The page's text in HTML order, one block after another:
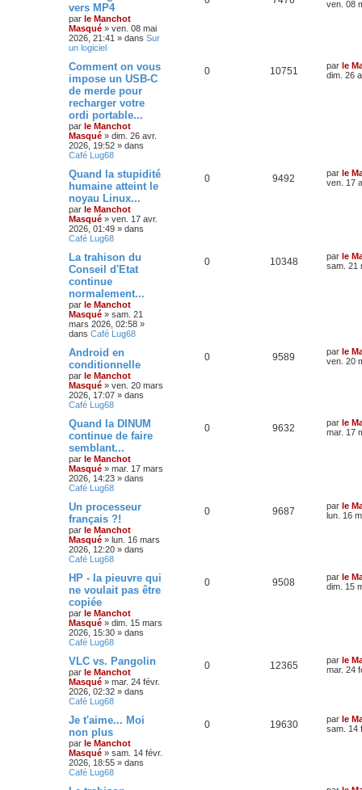
vers MP4
par le Manchot
Masqué » ven. 08 mai
2026, 21:41 » dans Sur
un logiciel
ven. 08
Comment on vous
impose un USB-C
de merde pour
recharger votre
ordi portable...
par le Manchot
Masqué » dim. 26 avr.
2026, 19:52 » dans
Café Lug68
0 10751 par le
dim. 26
Quand la stupidité
humaine atteint le
noyau Linux...
par le Manchot
Masqué » ven. 17 avr.
2026, 01:49 » dans
Café Lug68
0 9492 par le
ven. 17
La trahison du
Conseil d'Etat
continue
normalement...
par le Manchot
Masqué » sam. 21
mars 2026, 02:58 »
dans Café Lug68
0 10348 par le
sam. 21
Android en
conditionnelle
par le Manchot
Masqué » ven. 20 mars
2026, 17:07 » dans
Café Lug68
0 9589 par le
ven. 20
Quand la DINUM
continue de faire
semblant...
par le Manchot
Masqué » mar. 17 mars
2026, 14:23 » dans
Café Lug68
0 9632 par le
mar. 17
Un processeur
français ?!
par le Manchot
Masqué » lun. 16 mars
2026, 12:20 » dans
Café Lug68
0 9687 par le
lun. 16
HP - la pieuvre qui
ne voulait pas être
copiée
par le Manchot
Masqué » dim. 15 mars
2026, 15:30 » dans
Café Lug68
0 9508 par le
dim. 15
VLC vs. Pangolin
par le Manchot
Masqué » mar. 24 févr.
2026, 02:32 » dans
Café Lug68
0 12365 par le
mar. 24
Je t'aime... Moi
non plus
par le Manchot
Masqué » sam. 14 févr.
2026, 18:55 » dans
Café Lug68
0 19630 par le
sam. 14